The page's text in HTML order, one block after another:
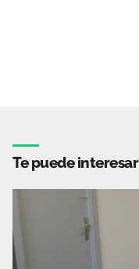
Te puede interesar